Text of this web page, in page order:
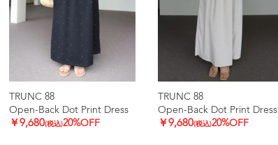
TRUNC 88
Open-Back Dot Print Dress
￥9,680(税込)20%OFF
TRUNC 88
Open-Back Dot Print Dress
￥9,680(税込)20%OFF